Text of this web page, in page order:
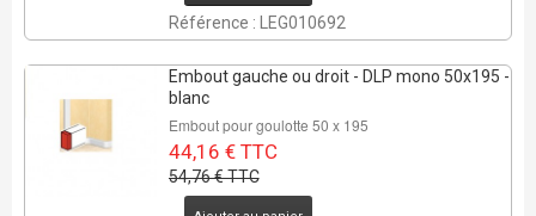
Référence : LEG010692
Embout gauche ou droit - DLP mono 50x195 -
blanc
Embout pour goulotte 50 x 195
44,16 € TTC
54,76 € TTC